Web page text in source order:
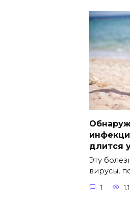
длится
Эту
вирусы,
1